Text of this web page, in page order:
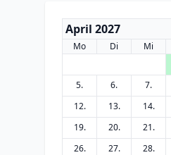
April 2027
Mo Di Mi
5.
6. 7.
12.
13. 14.
19.
20. 21.
26.
27. 28.